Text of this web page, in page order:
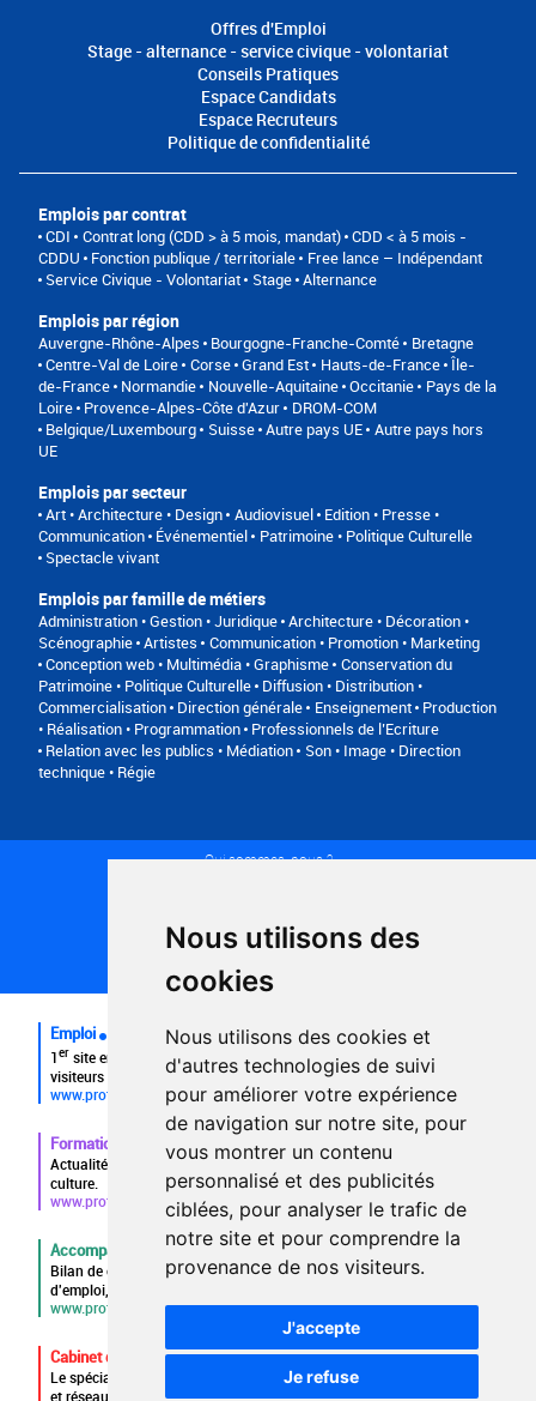
Nous utilisons des
cookies
Nous utilisons des cookies et
d'autres technologies de suivi
pour améliorer votre expérience
de navigation sur notre site, pour
vous montrer un contenu
personnalisé et des publicités
ciblées, pour analyser le trafic de
notre site et pour comprendre la
provenance de nos visiteurs.
J'accepte
Je refuse
Offres d'Emploi
Stage - alternance - service civique - volontariat
Conseils Pratiques
Espace Candidats
Espace Recruteurs
Politique de confidentialité
Emplois par contrat
CDI Contrat long (CDD > à 5 mois, mandat) CDD < à 5 mois -
CDDU
Fonction publique / territoriale
Free lance – Indépendant
Service Civique - Volontariat
Stage Alternance
Emplois par région
Auvergne-Rhône-Alpes Bourgogne-Franche-Comté
Bretagne
Centre-Val de Loire Corse Grand Est Hauts-de-France Île-
de-France Normandie Nouvelle-Aquitaine Occitanie
Pays de la
Loire Provence-Alpes-Côte d'Azur
DROM-COM
Belgique/Luxembourg
Suisse Autre pays UE Autre pays hors
UE
Emplois par secteur
Art • Architecture • Design Audiovisuel Edition • Presse •
Communication Événementiel
Patrimoine • Politique Culturelle
Spectacle vivant
Emplois par famille de métiers
Administration • Gestion • Juridique Architecture • Décoration •
Scénographie Artistes
Communication • Promotion • Marketing
Conception web • Multimédia • Graphisme Conservation du
Patrimoine • Politique Culturelle Diffusion • Distribution •
Commercialisation Direction générale Enseignement Production
• Réalisation • Programmation Professionnels de l’Ecriture
Relation avec les publics • Médiation
Son • Image • Direction
technique • Régie
Qui sommes-nous ?
Plan du site
FAQ recruteurs
FAQ
Emploi
1er site emploi du secteur culturel 784.000 visites et 230.000
visiteurs uniques par mois.
www.profilculture.com
Formation
Actualités, guide et annuaire des formations aux métiers de la
culture.
www.profilculture-formation.com
Accompagnement professionnel
Bilan de compétences, coaching, techniques de recherche
d'emploi, entretien conseil.
www.profilculture-competences.com
Cabinet de recrutement
Le spécialiste du secteur culturel, une cvthèque de 86.000 CV
et réseau unique de professionnels.